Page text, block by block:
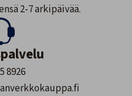
2-7 arkipäivää.
8926